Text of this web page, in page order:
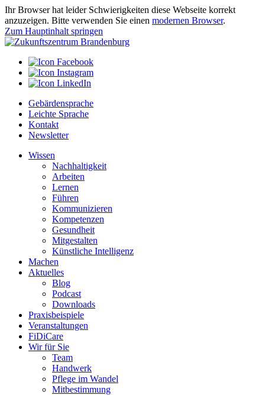
Ihr Browser hat leider Schwierigkeiten diese Webseite korrekt
anzuzeigen. Bitte verwenden Sie einen modernen Browser.
Zum Hauptinhalt springen
Gebärdensprache
Leichte Sprache
Kontakt
Newsletter
Wissen
Nachhaltigkeit
Arbeiten
Lernen
Führen
Kommunizieren
Kompetenzen
Gesundheit
Mitgestalten
Künstliche Intelligenz
Machen
Aktuelles
Blog
Podcast
Downloads
Praxisbeispiele
Veranstaltungen
FiDiCare
Wir für Sie
Team
Handwerk
Pflege im Wandel
Mitbestimmung